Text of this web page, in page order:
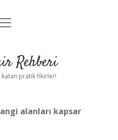
Uyarı
Rehberi
katan pratik fikirler!
alanları kapsar